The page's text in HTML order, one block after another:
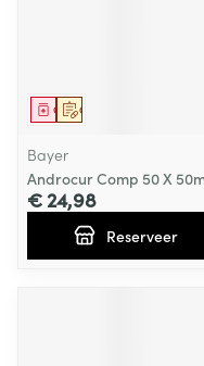
Op voorschrift
Geneesmiddel
Bayer
Androcur Comp 50 X
€ 24,98
Reserveer